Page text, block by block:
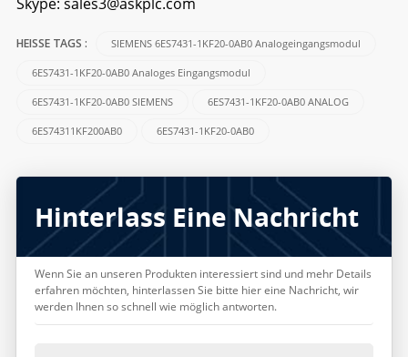
HEISSE TAGS : SIEMENS 6ES7431-1KF20-0AB0 Analogeingangsmodul
6ES7431-1KF20-0AB0 Analoges Eingangsmodul
6ES7431-1KF20-0AB0 SIEMENS 6ES7431-1KF20-0AB0 ANALOG
6ES74311KF200AB0 6ES7431-1KF20-0AB0
Hinterlass Eine Nachricht
Wenn Sie an unseren Produkten interessiert sind und mehr Details
erfahren möchten, hinterlassen Sie bitte hier eine Nachricht, wir
werden Ihnen so schnell wie möglich antworten.